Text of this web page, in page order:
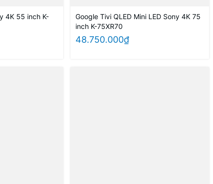
4K 55 inch K-
Google Tivi QLED Mini LED Sony 4K 75
inch K-75XR70
48.750.000₫